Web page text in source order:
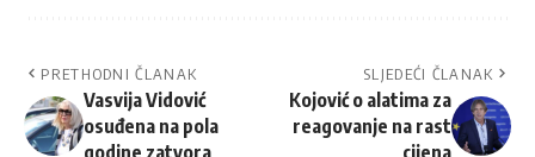
PRETHODNI ČLANAK
Vasvija Vidović
osuđena na pola
SLJEDEĆI ČLANAK
Kojović o alatima za
reagovanje na rast